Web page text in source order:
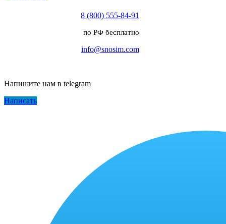
8 (800) 555-84-91
по РФ бесплатно
info@snosim.com
Напишите нам в telegram
Написать